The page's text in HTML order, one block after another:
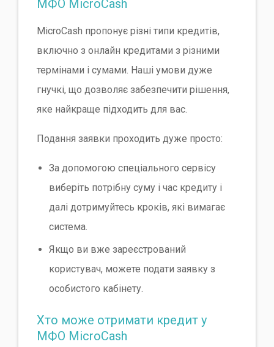
МФО MicroCash
MicroCash пропонує різні типи кредитів,
включно з онлайн кредитами з різними
термінами і сумами. Наші умови дуже
гнучкі, що дозволяє забезпечити рішення,
яке найкраще підходить для вас.
Подання заявки проходить дуже просто:
За допомогою спеціального сервісу
виберіть потрібну суму і час кредиту і
далі дотримуйтесь кроків, які вимагає
система.
Якщо ви вже зареєстрований
користувач, можете подати заявку з
особистого кабінету.
Хто може отримати кредит у
МФО MicroCash